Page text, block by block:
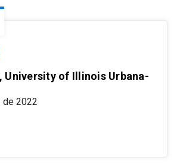
University of Illinois Urbana-
de 2022